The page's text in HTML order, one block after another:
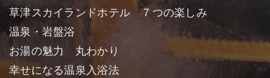
草津スカイランドホテル ７つの楽しみ
温泉・岩盤浴
お湯の魅力 丸わかり
幸せになる温泉入浴法